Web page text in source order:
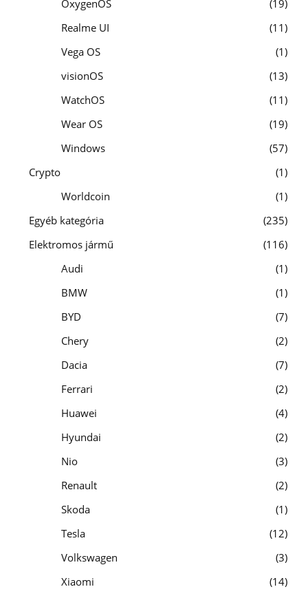
OxygenOS
19
Realme UI
11
Vega OS
1
visionOS
13
WatchOS
11
Wear OS
19
Windows
57
Crypto
1
Worldcoin
1
Egyéb kategória
235
Elektromos jármű
116
Audi
1
BMW
1
BYD
7
Chery
2
Dacia
7
Ferrari
2
Huawei
4
Hyundai
2
Nio
3
Renault
2
Skoda
1
Tesla
12
Volkswagen
3
Xiaomi
14